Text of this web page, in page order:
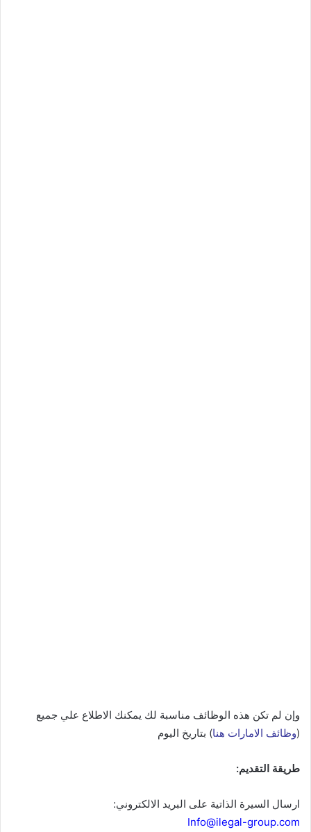
وإن لم تكن هذه الوظائف مناسبة لك يمكنك الاطلاع علي جميع
(وظائف الامارات هنا) بتاريخ اليوم
طريقة التقديم:
ارسال السيرة الذاتية على البريد الالكتروني:
Info@ilegal-group.com